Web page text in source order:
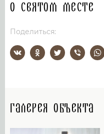
О святом месте
Поделиться:
Галерея объекта